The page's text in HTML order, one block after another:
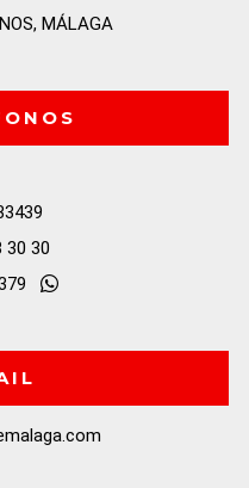
MÁLAGA
30 30